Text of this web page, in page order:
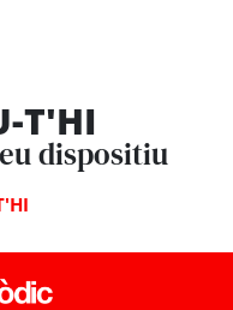
T'HI
dispositiu